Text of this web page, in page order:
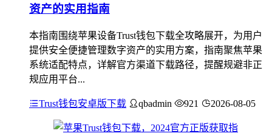
资产的实用指南
本指南围绕苹果设备Trust钱包下载全攻略展开，为用户
提供安全便捷管理数字资产的实用方案，指南聚焦苹果
系统适配特点，详解官方渠道下载路径，提醒规避非正
规应用平台...
Trust钱包安卓版下载 qbadmin 921 2026-08-05